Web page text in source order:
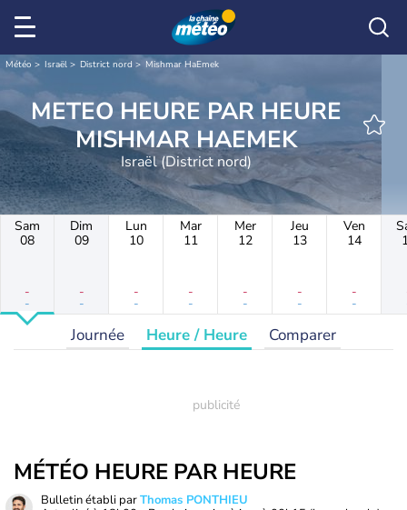
Météo Israël District nord Mishmar HaEmek
METEO HEURE PAR HEURE
MISHMAR HAEMEK
Israël (District nord)
Sam
08
-
-
Dim
09
-
-
Lun
10
-
-
Mar
11
-
-
Mer
12
-
-
Jeu
13
-
-
Ven
14
-
-
Journée Heure / Heure Comparer
MÉTÉO HEURE PAR HEURE
Bulletin établi parThomas PONTHIEU